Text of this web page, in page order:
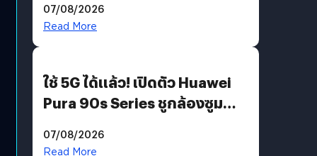
บริโภคและ B2B
07/08/2026
Read More
ใช้ 5G ได้แล้ว! เปิดตัว Huawei
Pura 90s Series ชูกล้องซูม
07/08/2026
Read More